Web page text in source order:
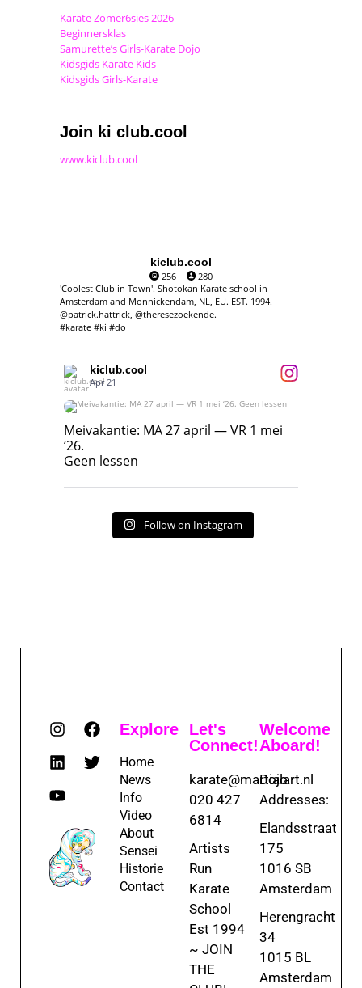
Karate Zomer6sies 2026
Beginnersklas
Samurette’s Girls-Karate Dojo
Kidsgids Karate Kids
Kidsgids Girls-Karate
Join ki club.cool
www.kiclub.cool
kiclub.cool
256
280
'Coolest Club in Town'. Shotokan Karate school in
Amsterdam and Monnickendam, NL, EU. EST. 1994.
@patrick.hattrick, @theresezoekende.
#karate #ki #do
kiclub.cool
Apr 21
Meivakantie: MA 27 april — VR 1 mei ‘26.
Geen lessen
Meivakantie: MA 27 april — VR 1 mei
‘26.
Geen lessen
Follow on Instagram
Explore
Home
News
Info
Video
About
Sensei
Historie
Contact
Let's
Connect!
karate@martialart.nl
020 427
6814
Artists
Run
Karate
School
Est 1994
~ JOIN
THE
Welcome
Aboard!
Dojo
Addresses:
Elandsstraat
175
1016 SB
Amsterdam
Herengracht
34
1015 BL
Amsterdam